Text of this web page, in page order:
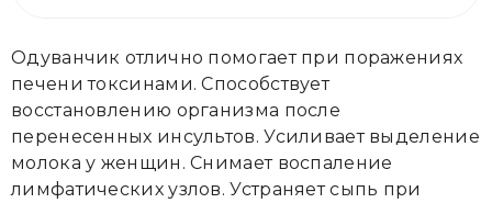
Одуванчик отлично помогает при поражениях
печени токсинами. Способствует
восстановлению организма после
перенесенных инсультов. Усиливает выделение
молока у женщин. Снимает воспаление
лимфатических узлов. Устраняет сыпь при